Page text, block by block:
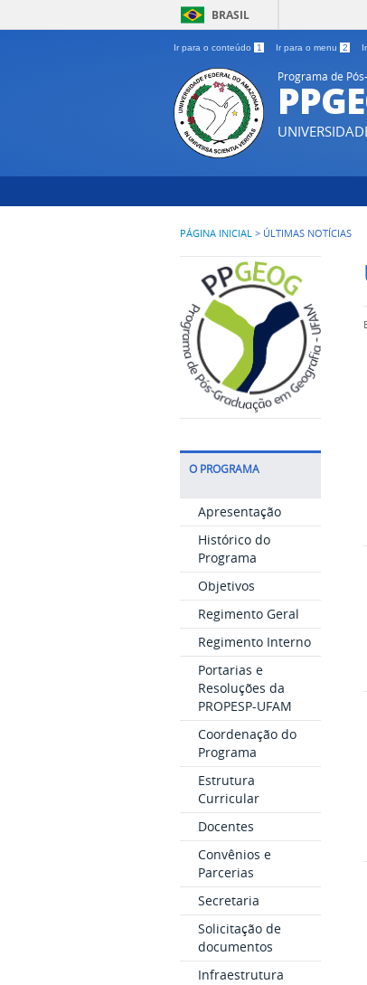
BRASIL
Ir para o conteúdo 1 Ir para o menu 2
Programa de
PÁGINA INICIAL > ÚLTIMAS NOTÍCIAS
O PROGRAMA
Apresentação
Histórico do
Programa
Objetivos
Regimento Geral
Regimento Interno
Portarias e
Resoluções da
PROPESP-UFAM
Coordenação do
Programa
Estrutura
Curricular
Docentes
Convênios e
Parcerias
Secretaria
Solicitação de
documentos
Infraestrutura